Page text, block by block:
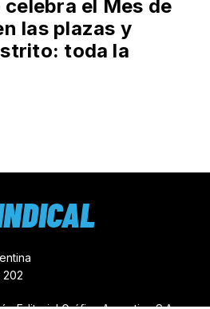
el Mes de
las plazas y
toda la
202